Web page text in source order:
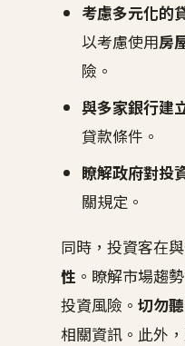
考慮多元化的
以考慮使用房
險。
與多家銀行建
貸款條件。
瞭解政府對投
關規定。
同時，投資客在
性 。瞭解市場趨
投資風險。切勿
相關資訊。此外，